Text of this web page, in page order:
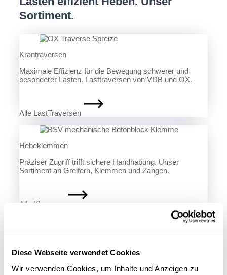
Diese Webseite verwendet Cookies
Wir verwenden Cookies, um Inhalte und Anzeigen zu
Sortiment.
Krantraversen
Maximale Effizienz für die Bewegung schwerer und
besonderer Lasten. Lasttraversen von VDB und OX.
Alle LastTraversen
Hebeklemmen
Präziser Zugriff trifft sichere Handhabung. Unser
Sortiment an Greifern, Klemmen und Zangen.
Alle Klemmen
für das Heben von Paletten mit und ohne Kran.